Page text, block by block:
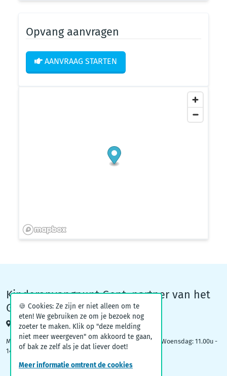
Opvang aanvragen
AANVRAAG STARTEN
Kinderopvangpunt Gent, partner van het
Groeiteam
Woodrow Wilsonplein 1, 9000 Gent
Maandag: 09.00u – 12.30u | Dinsdag: 16.30u - 19.00u | Woensdag: 11.00u -
14.00u
🍪 Cookies: Ze zijn er niet alleen om te
eten! We gebruiken ze om je bezoek nog
zoeter te maken. Klik op "deze melding
niet meer weergeven" om akkoord te gaan,
of bak ze zelf als je dat liever doet!
Meer informatie omtrent de cookies